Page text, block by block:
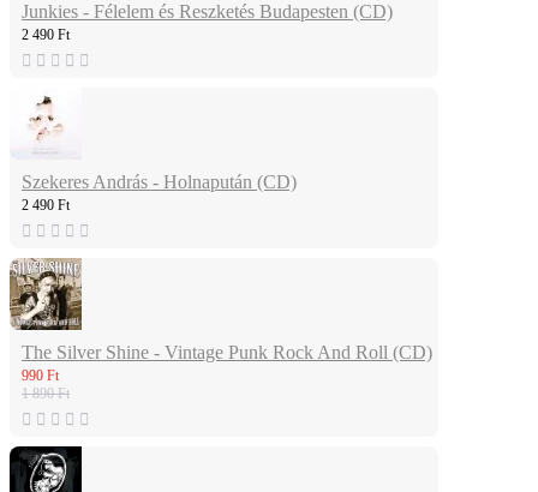
Junkies - Félelem és Reszketés Budapesten (CD)
2 490 Ft
Szekeres András - Holnapután (CD)
2 490 Ft
The Silver Shine - Vintage Punk Rock And Roll (CD)
990 Ft
1 890 Ft